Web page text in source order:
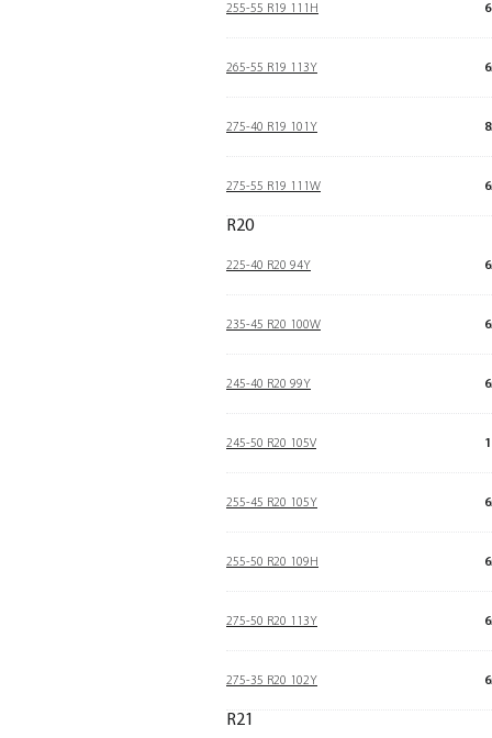
255-55 R19 111H
265-55 R19 113Y
275-40 R19 101Y
275-55 R19 111W
R20
225-40 R20 94Y
235-45 R20 100W
245-40 R20 99Y
245-50 R20 105V
255-45 R20 105Y
255-50 R20 109H
275-50 R20 113Y
275-35 R20 102Y
R21